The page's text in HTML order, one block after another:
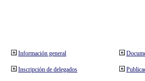
Información general
Inscripción de delegados